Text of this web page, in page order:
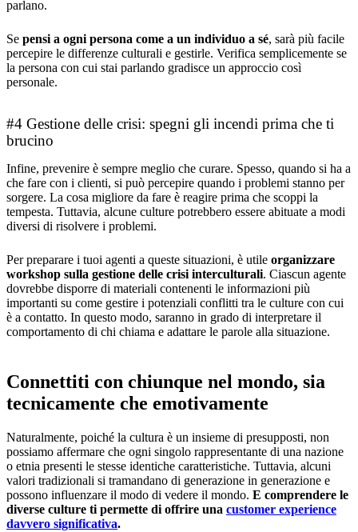
parlano.
Se pensi a ogni persona come a un individuo a sé, sarà più facile
percepire le differenze culturali e gestirle. Verifica semplicemente se
la persona con cui stai parlando gradisce un approccio così
personale.
#4 Gestione delle crisi: spegni gli incendi prima che ti
brucino
Infine, prevenire è sempre meglio che curare. Spesso, quando si ha a
che fare con i clienti, si può percepire quando i problemi stanno per
sorgere. La cosa migliore da fare è reagire prima che scoppi la
tempesta. Tuttavia, alcune culture potrebbero essere abituate a modi
diversi di risolvere i problemi.
Per preparare i tuoi agenti a queste situazioni, è utile organizzare
workshop sulla gestione delle crisi interculturali. Ciascun agente
dovrebbe disporre di materiali contenenti le informazioni più
importanti su come gestire i potenziali conflitti tra le culture con cui
è a contatto. In questo modo, saranno in grado di interpretare il
comportamento di chi chiama e adattare le parole alla situazione.
Connettiti con chiunque nel mondo, sia
tecnicamente che emotivamente
Naturalmente, poiché la cultura è un insieme di presupposti, non
possiamo affermare che ogni singolo rappresentante di una nazione
o etnia presenti le stesse identiche caratteristiche. Tuttavia, alcuni
valori tradizionali si tramandano di generazione in generazione e
possono influenzare il modo di vedere il mondo. E comprendere le
diverse culture ti permette di offrire una customer experience
davvero significativa.